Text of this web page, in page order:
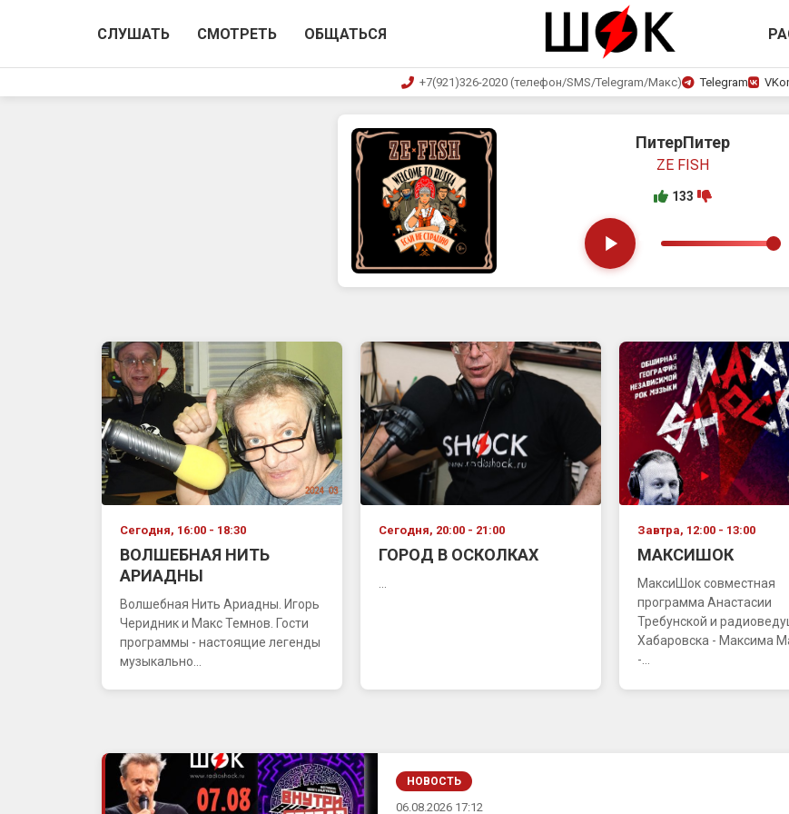
СЛУШАТЬ СМОТРЕТЬ ОБЩАТЬСЯ
+7(921)326-2020 (телефон/SMS/Telegram/Макс) Telegram
ПитерПитер
ZE FISH
133
Сегодня, 16:00 - 18:30
ВОЛШЕБНАЯ НИТЬ
АРИАДНЫ
Волшебная Нить Ариадны. Игорь
Черидник и Макс Темнов. Гости
программы - настоящие легенды
музыкально...
Сегодня, 20:00 - 21:00
ГОРОД В ОСКОЛКАХ
Завтра, 12:00 - 13:00
МАКСИШОК
МаксиШок совместная
программа Анастасии
Требунской и
Хабаровска - Максима
-...
НОВОСТЬ
06.08.2026 17:12